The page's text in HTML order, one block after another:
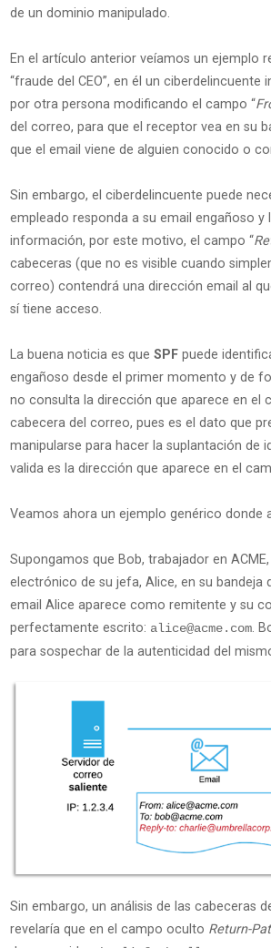
de un dominio manipulado.
En el artículo anterior veíamos un ejemplo
“fraude del CEO”, en él un ciberdelincuente
por otra persona modificando el campo “
del correo, para que el receptor vea en su
que el email viene de alguien conocido o
Sin embargo, el ciberdelincuente puede
empleado responda a su email engañoso y
información, por este motivo, el campo “
cabeceras (que no es visible cuando
correo) contendrá una dirección email al
sí tiene acceso.
La buena noticia es que SPF puede
engañoso desde el primer momento y de
no consulta la dirección que aparece en el
cabecera del correo, pues es el dato que
manipularse para hacer la suplantación de
valida es la dirección que aparece en el
Veamos ahora un ejemplo genérico donde
Supongamos que Bob, trabajador en
electrónico de su jefa, Alice, en su bandeja
email Alice aparece como remitente y su
perfectamente escrito: alice@acme.com.
para sospechar de la autenticidad del
Sin embargo, un análisis de las cabeceras
revelaría que en el campo oculto Return-